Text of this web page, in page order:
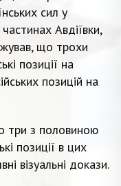
сил у
Авдіївки,
що трохи
позиції на
позицій на
три з половиною
позиції в цих
візуальні докази.